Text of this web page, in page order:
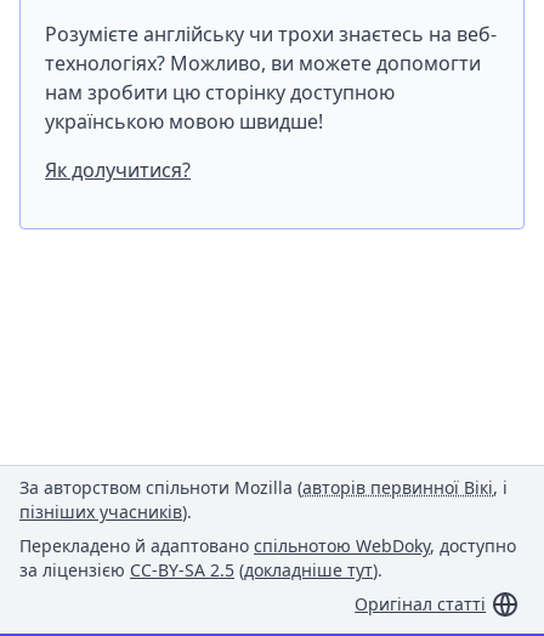
Розумієте англійську чи трохи знаєтесь на веб-
технологіях? Можливо, ви можете допомогти
нам зробити цю сторінку доступною
українською мовою швидше!
Як долучитися?
За авторством спільноти Mozilla (авторів первинної Вікі, і
пізніших учасників).
Перекладено й адаптовано спільнотою WebDoky, доступно
за ліцензією CC-BY-SA 2.5 (докладніше тут).
Оригінал статті